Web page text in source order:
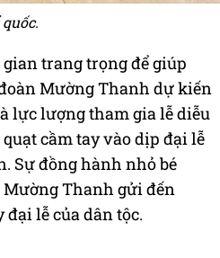
trang trọng để giúp
Mường Thanh dự kiến
lực lượng tham gia lễ diễu
cầm tay vào dịp đại lễ
Sự đồng hành nhỏ bé
Thanh gửi đến
lễ của dân tộc.